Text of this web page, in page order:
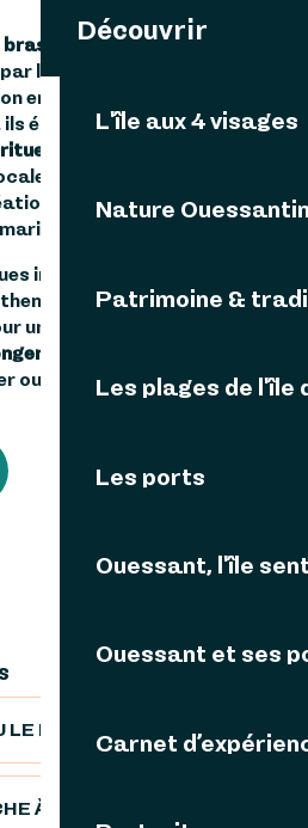
Découvrir
L'île aux 4 visages
Nature
Patrimoine &
Les plages de l'île
Les ports
Ouessant, l'île
Ouessant et ses
Carnet
brasseurs et une distillerie
le caractère sauvage de
environnement. Portés par
ils élaborent desbières
de qualité
et l’identité du
raconte une histoire,
et savoir-faire.
invitent à une
et créativité. À
une immersion complète, ou
chez soi
ou à offrir.
LE MARCHÉ ?
À LA LIGNE" ?